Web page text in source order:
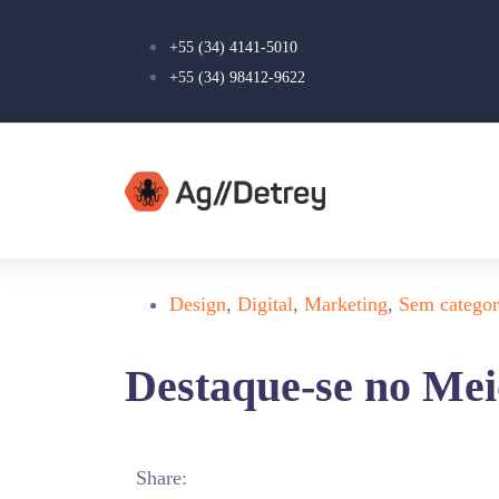
+55 (34) 4141-5010
+55 (34) 98412-9622
Design, Digital, Marketing, Sem
Destaque-se no
Share: